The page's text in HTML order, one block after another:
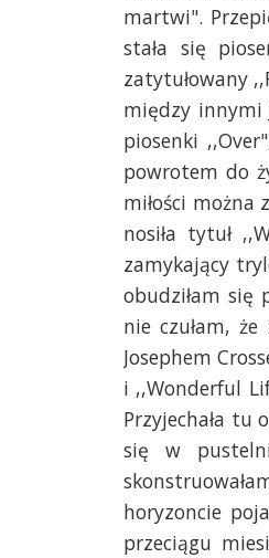
martwi".
stała się
zatytułowany
między innymi
piosenki
powrotem do
miłości można
nosiła tytuł
zamykający
obudziłam się
nie czułam,
Josephem
i ,,Wonderful
Przyjechała tu
się w
horyzoncie
przeciągu